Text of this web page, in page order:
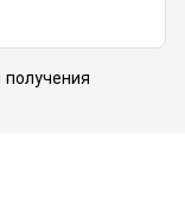
получения